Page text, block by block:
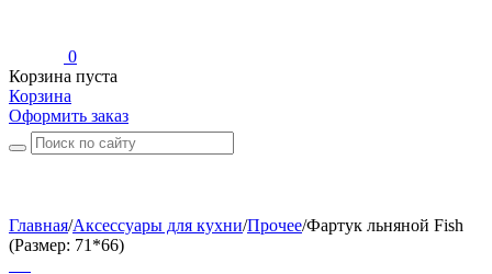
0
Корзина пуста
Корзина
Оформить заказ
Главная/Аксессуары для кухни/Прочее/Фартук льняной Fish
(Размер: 71*66)